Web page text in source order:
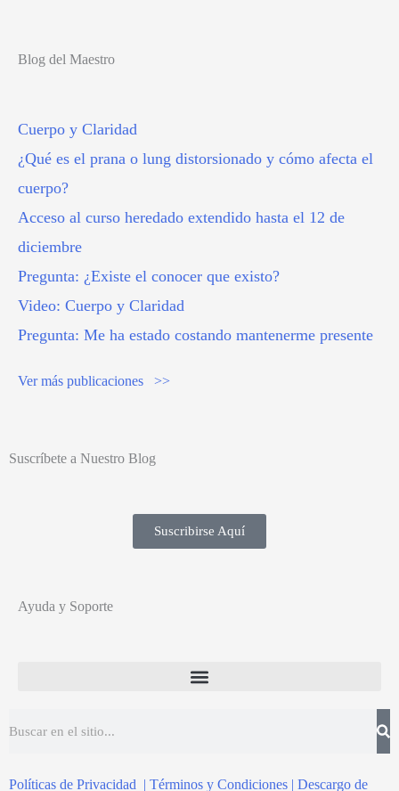
Blog del Maestro
Cuerpo y Claridad
¿Qué es el prana o lung distorsionado y cómo afecta el
cuerpo?
Acceso al curso heredado extendido hasta el 12 de
diciembre
Pregunta: ¿Existe el conocer que existo?
Video: Cuerpo y Claridad
Pregunta: Me ha estado costando mantenerme presente
Ver más publicaciones >>
Suscríbete a Nuestro Blog
Suscribirse Aquí
Ayuda y Soporte
Políticas de Privacidad | Términos y Condiciones | Descargo de